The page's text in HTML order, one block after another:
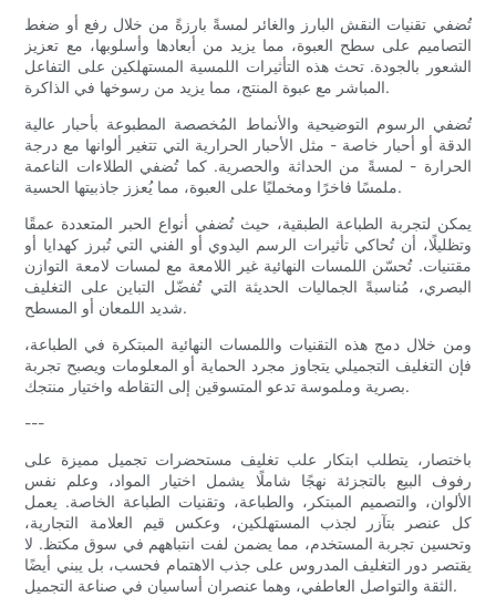
تُضفي تقنيات النقش البارز والغائر لمسةً بارزةً من خلال رفع أو ضغط
التصاميم على سطح العبوة، مما يزيد من أبعادها وأسلوبها، مع تعزيز
الشعور بالجودة. تحث هذه التأثيرات اللمسية المستهلكين على التفاعل
المباشر مع عبوة المنتج، مما يزيد من رسوخها في الذاكرة.
تُضفي الرسوم التوضيحية والأنماط المُخصصة المطبوعة بأحبار عالية
الدقة أو أحبار خاصة - مثل الأحبار الحرارية التي تتغير ألوانها مع درجة
الحرارة - لمسةً من الحداثة والحصرية. كما تُضفي الطلاءات الناعمة
ملمسًا فاخرًا ومخمليًا على العبوة، مما يُعزز جاذبيتها الحسية.
يمكن لتجربة الطباعة الطبقية، حيث تُضفي أنواع الحبر المتعددة عمقًا
وتظليلًا، أن تُحاكي تأثيرات الرسم اليدوي أو الفني التي تُبرز كهدايا أو
مقتنيات. تُحسّن اللمسات النهائية غير اللامعة مع لمسات لامعة التوازن
البصري، مُناسبةً الجماليات الحديثة التي تُفضّل التباين على التغليف
شديد اللمعان أو المسطح.
ومن خلال دمج هذه التقنيات واللمسات النهائية المبتكرة في الطباعة،
فإن التغليف التجميلي يتجاوز مجرد الحماية أو المعلومات ويصبح تجربة
بصرية وملموسة تدعو المتسوقين إلى التقاطه واختيار منتجك.
---
باختصار، يتطلب ابتكار علب تغليف مستحضرات تجميل مميزة على
رفوف البيع بالتجزئة نهجًا شاملًا يشمل اختيار المواد، وعلم نفس
الألوان، والتصميم المبتكر، والطباعة، وتقنيات الطباعة الخاصة. يعمل
كل عنصر بتآزر لجذب المستهلكين، وعكس قيم العلامة التجارية،
وتحسين تجربة المستخدم، مما يضمن لفت انتباههم في سوق مكتظ. لا
يقتصر دور التغليف المدروس على جذب الاهتمام فحسب، بل يبني أيضًا
الثقة والتواصل العاطفي، وهما عنصران أساسيان في صناعة التجميل.